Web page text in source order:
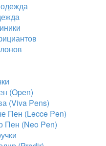
(Open)
(Viva Pens)
Пен (Lecce Pen)
Пен (Neo Pen)